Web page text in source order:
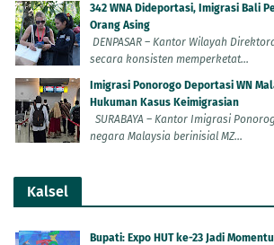
342 WNA Dideportasi, Imigrasi Bali
Orang Asing
DENPASAR – Kantor Wilayah
secara konsisten memperketat...
Imigrasi Ponorogo Deportasi WN
Hukuman Kasus Keimigrasian
SURABAYA – Kantor Imigrasi
negara Malaysia berinisial MZ...
Kalsel
Bupati: Expo HUT ke-23 Jadi